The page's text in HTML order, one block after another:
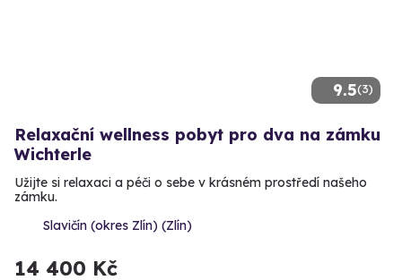
9.5(3)
Relaxační wellness pobyt pro dva na zámku
Wichterle
Užijte si relaxaci a péči o sebe v krásném prostředí našeho
zámku.
Slavičín (okres Zlín) (Zlín)
14 400 Kč